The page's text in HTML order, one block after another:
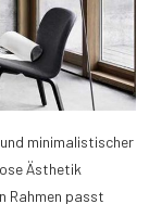
minimalistischer
Ästhetik
Rahmen passt